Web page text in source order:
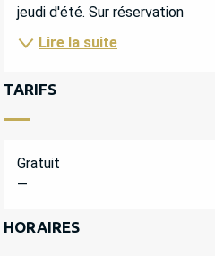
jeudi d'été. Sur réservation
Lire la suite
TARIFS
Gratuit
—
HORAIRES